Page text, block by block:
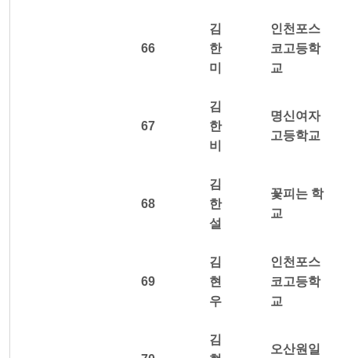
66
김
한
미
인천포스
코고등학
교
67
김
한
비
명신여자
고등학교
68
김
한
설
꽃피는 학
교
69
김
현
우
인천포스
코고등학
교
김
오산원일